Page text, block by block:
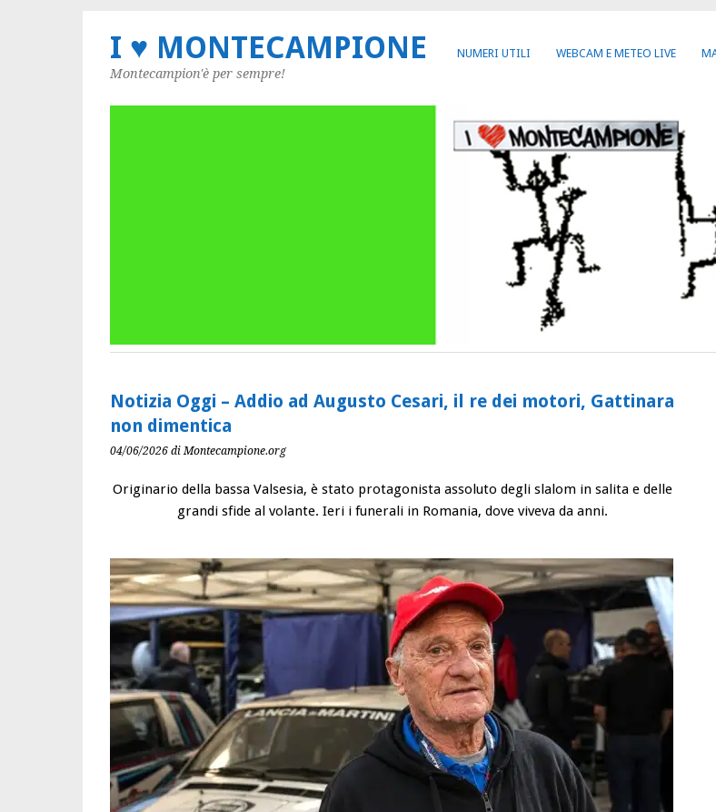
NUMERI UTILI WEBCAM E METEO LIVE
I ♥ MONTECAMPIONE
Montecampion'è per sempre!
Notizia Oggi – Addio ad Augusto Cesari, il re dei motori, Gattinara
non dimentica
04/06/2026 di Montecampione.org
Originario della bassa Valsesia, è stato protagonista assoluto degli slalom in salita e delle
grandi sfide al volante. Ieri i funerali in Romania, dove viveva da anni.